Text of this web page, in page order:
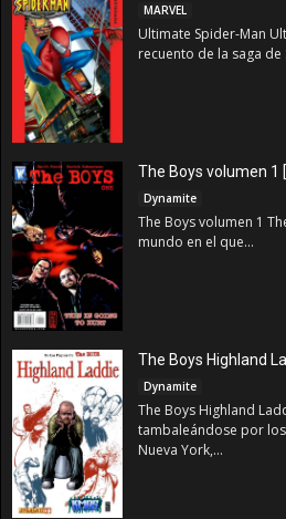
MARVEL
Ultimate Spider-Man
recuento de la saga de
The Boys volumen 1
Dynamite
The Boys volumen 1
mundo en el que...
The Boys Highland
Dynamite
The Boys Highland
tambaleándose por
Nueva York,...